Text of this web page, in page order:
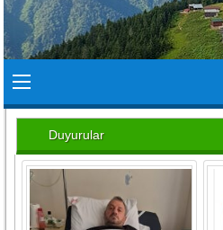
Duyurular